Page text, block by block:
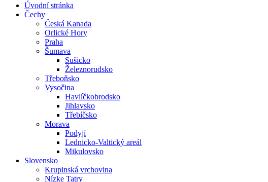
Úvodní stránka
Čechy
Česká Kanada
Orlické Hory
Praha
Šumava
Sušicko
Železnorudsko
Třeboňsko
Vysočina
Havlíčkobrodsko
Jihlavsko
Třebíčsko
Morava
Podyjí
Lednicko-Valtický areál
Mikulovsko
Slovensko
Krupinská vrchovina
Nízke Tatry